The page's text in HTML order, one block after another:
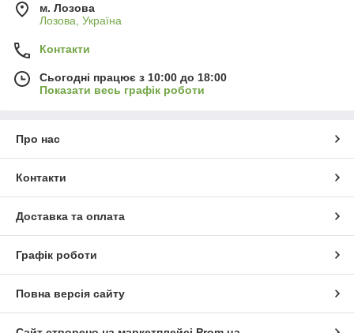
м. Лозова
Лозова, Україна
Контакти
Сьогодні працює з 10:00 до 18:00
Показати весь графік роботи
Про нас
Контакти
Доставка та оплата
Графік роботи
Повна версія сайту